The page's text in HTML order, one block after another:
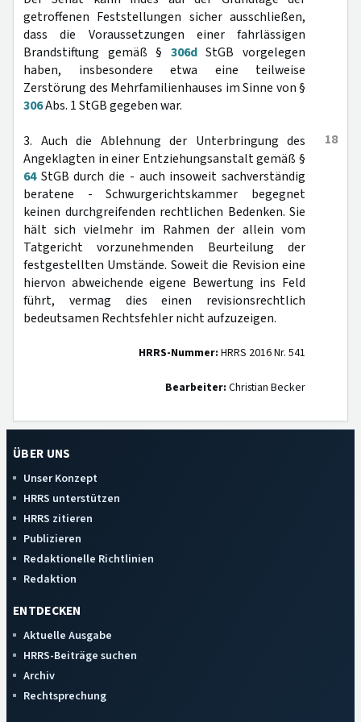
getroffenen Feststellungen sicher ausschließen,
dass die Voraussetzungen einer fahrlässigen
Brandstiftung gemäß § 306dStGB vorgelegen
haben, insbesondere etwa eine teilweise
Zerstörung des Mehrfamilienhauses im Sinne von §
306Abs. 1 StGB gegeben war.
18
3. Auch die Ablehnung der Unterbringung des
Angeklagten in einer Entziehungsanstalt gemäß §
64StGB durch die - auch insoweit sachverständig
beratene - Schwurgerichtskammer begegnet
keinen durchgreifenden rechtlichen Bedenken. Sie
hält sich vielmehr im Rahmen der allein vom
Tatgericht vorzunehmenden Beurteilung der
festgestellten Umstände. Soweit die Revision eine
hiervon abweichende eigene Bewertung ins Feld
führt, vermag dies einen revisionsrechtlich
bedeutsamen Rechtsfehler nicht aufzuzeigen.
HRRS-Nummer: HRRS 2016 Nr. 541
Bearbeiter: Christian Becker
ÜBER UNS
Unser Konzept
HRRS unterstützen
HRRS zitieren
Publizieren
Redaktionelle Richtlinien
Redaktion
ENTDECKEN
Aktuelle Ausgabe
HRRS-Beiträge suchen
Archiv
Rechtsprechung